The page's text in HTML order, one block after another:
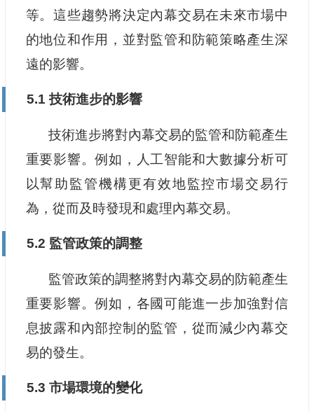
等。這些趨勢將決定內幕交易在未來市場中
的地位和作用，並對監管和防範策略產生深
遠的影響。
5.1 技術進步的影響
技術進步將對內幕交易的監管和防範產生
重要影響。例如，人工智能和大數據分析可
以幫助監管機構更有效地監控市場交易行
為，從而及時發現和處理內幕交易。
5.2 監管政策的調整
監管政策的調整將對內幕交易的防範產生
重要影響。例如，各國可能進一步加強對信
息披露和內部控制的監管，從而減少內幕交
易的發生。
5.3 市場環境的變化